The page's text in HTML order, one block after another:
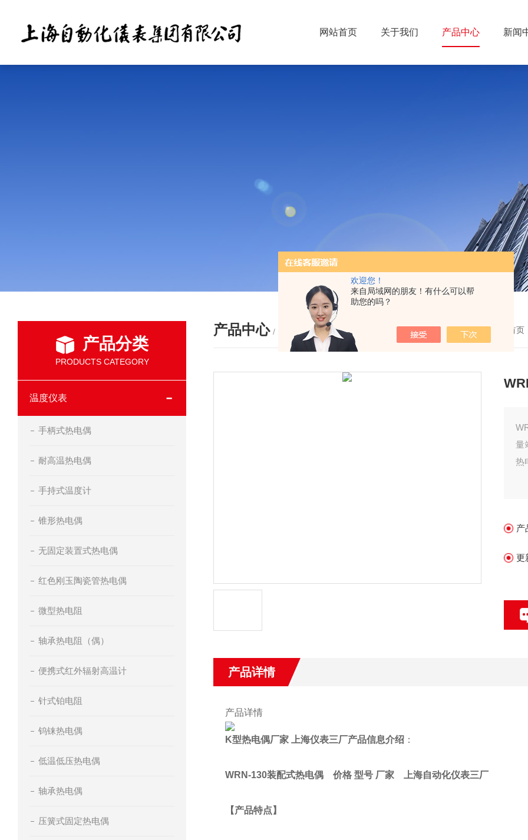
欢迎您！
来自局域网的朋友！有什么可以帮
助您的吗？
网站首页 关于我们 产品中心 新闻
产品分类
PRODUCTS CATEGORY
温度仪表
手柄式热电偶
耐高温热电偶
手持式温度计
锥形热电偶
无固定装置式热电偶
红色刚玉陶瓷管热电偶
微型热电阻
轴承热电阻（偶）
便携式红外辐射高温计
针式铂电阻
钨铼热电偶
低温低压热电偶
轴承热电偶
压簧式固定热电偶
产品中心 / PRODUCTS 您的位置： 首页
量
热
产
更
产品详情
产品详情
K型热电偶厂家 上海仪表三厂产品信息介绍：
WRN-130装配式热电偶 价格 型号 厂家 上海自动化仪表三厂
【产品特点 】